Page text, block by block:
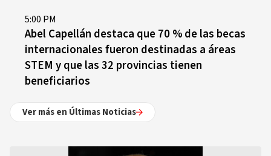
5:00 PM
Abel Capellán destaca que 70 % de las becas
internacionales fueron destinadas a áreas
STEM y que las 32 provincias tienen
beneficiarios
Ver más en Últimas Noticias